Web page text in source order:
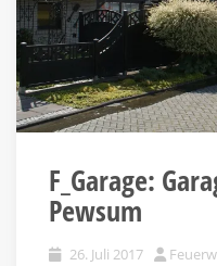
F_Garage:
Pewsum
26. Juli 2017